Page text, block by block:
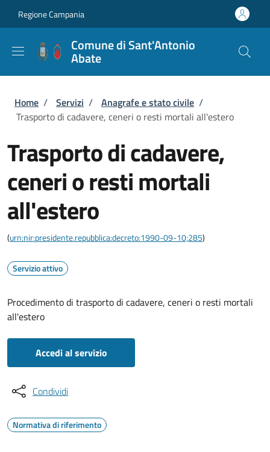
Regione Campania
Comune di Sant'Antonio
Abate
Briciole di pane
Home / Servizi / Anagrafe e stato civile /
Trasporto di cadavere, ceneri o resti mortali all'estero
Trasporto di cadavere,
ceneri o resti mortali
all'estero
(urn:nir:presidente.repubblica:decreto:1990-09-10;285)
Servizio attivo
Procedimento di trasporto di cadavere, ceneri o resti mortali
all'estero
Accedi al servizio
Condividi
Normativa di riferimento